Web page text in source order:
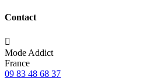
Contact

Mode Addict
France
09 83 48 68 37